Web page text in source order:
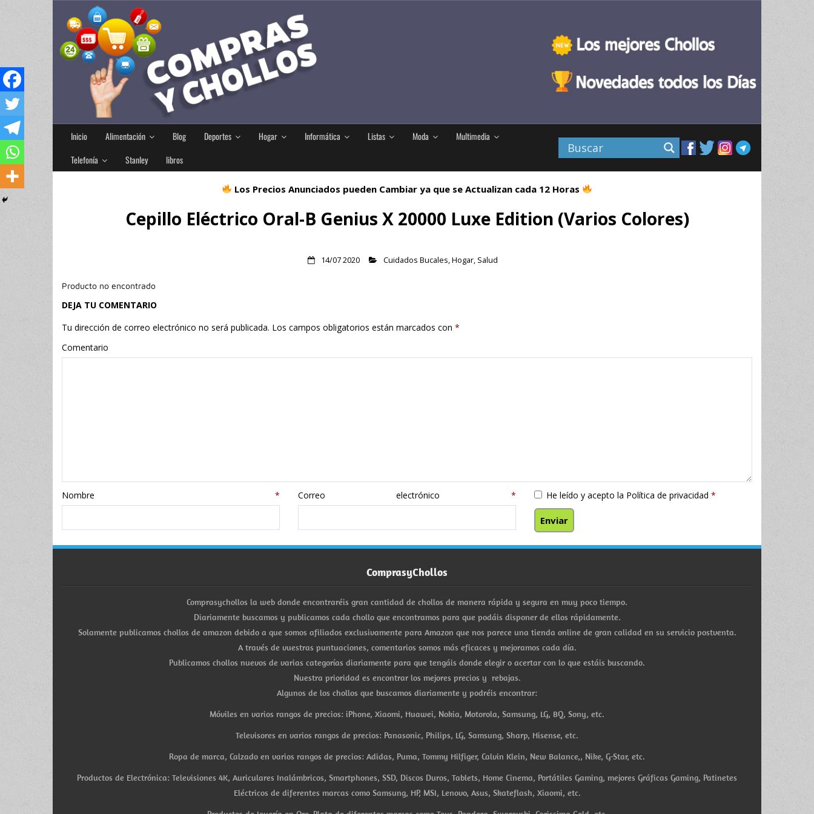
Inicio Alimentación Blog Deportes Hogar Informática Listas Moda
Multimedia
Telefonía
Stanley libros
Los Precios Anunciados pueden Cambiar ya que se Actualizan cada 12 Horas
Cepillo Eléctrico Oral-B Genius X 20000 Luxe Edition (Varios Colores)
14/07 2020 Cuidados Bucales,Hogar, Salud
Producto no encontrado
DEJA TU COMENTARIO
Tu dirección de correo electrónico no será publicada. Los campos obligatorios están marcados con *
Comentario
Nombre* Correo electrónico* He leído y acepto la Política de privacidad *
ComprasyChollos
Comprasychollos la web donde encontraréis gran cantidad de chollos de manera rápida y segura en muy poco tiempo.
Diariamente buscamos y publicamos cada chollo que encontramos para que podáis disponer de ellos rápidamente.
Solamente publicamos chollos de amazon debido a que somos afiliados exclusivamente para Amazon que nos parece una tienda online de gran calidad en su servicio postventa.
A través de vuestras puntuaciones, comentarios somos más eficaces y mejoramos cada día.
Publicamos chollos nuevos de varias categorías diariamente para que tengáis donde elegir o acertar con lo que estáis buscando.
Nuestra prioridad es encontrar los mejores precios y rebajas.
Algunos de los chollos que buscamos diariamente y podréis encontrar:
Móviles en varios rangos de precios: iPhone, Xiaomi, Huawei, Nokia, Motorola, Samsung, LG, BQ, Sony, etc.
Televisores en varios rangos de precios: Panasonic, Philips, LG, Samsung, Sharp, Hisense, etc.
Ropa de marca, Calzado en varios rangos de precios: Adidas, Puma, Tommy Hilfiger, Calvin Klein, New Balance,, Nike, G-Star, etc.
Productos de Electrónica: Televisiones 4K, Auriculares Inalámbricos, Smartphones, SSD, Discos Duros, Tablets, Home Cinema, Portátiles Gaming, mejores Gráficas Gaming, Patinetes
Eléctricos de diferentes marcas como Samsung, HP, MSI, Lenovo, Asus, Skateflash, Xiaomi, etc.